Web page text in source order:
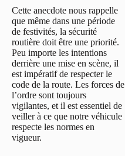
Cette anecdote nous rappelle
que même dans une période
de festivités, la sécurité
routière doit être une priorité.
Peu importe les intentions
derrière une mise en scène, il
est impératif de respecter le
code de la route. Les forces de
l’ordre sont toujours
vigilantes, et il est essentiel de
veiller à ce que notre véhicule
respecte les normes en
vigueur.